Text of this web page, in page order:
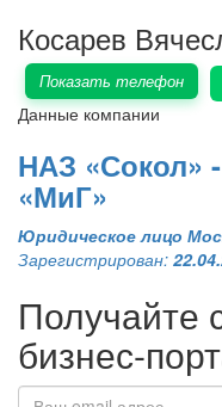
Косарев
Показать телефон
Данные компании
НАЗ «Сокол»
«МиГ»
Юридическое лицо
Зарегистрирован:
Получайте
бизнес-